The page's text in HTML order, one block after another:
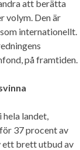
att berätta
volym. Den är
internationellt.
på framtiden.
landet,
37 procent av
ett brett utbud av